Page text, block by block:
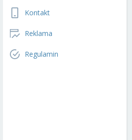
Kontakt
Reklama
Regulamin